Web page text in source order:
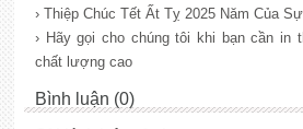
› Thiệp Chúc Tết Ất Tỵ 2025 Năm Của
› Hãy gọi cho chúng tôi khi bạn cần in
chất lượng cao
Bình luận (0)